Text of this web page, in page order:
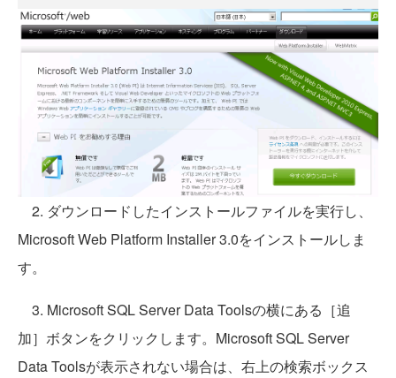
2. ダウンロードしたインストールファイルを実行し、
Microsoft Web Platform Installer 3.0をインストールしま
す。
3. Microsoft SQL Server Data Toolsの横にある［追
加］ボタンをクリックします。Microsoft SQL Server
Data Toolsが表示されない場合は、右上の検索ボックス